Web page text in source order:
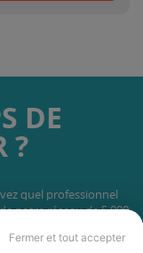
Fermer et tout accepter
DE
?
quel professionnel
notre réseau de 5 000